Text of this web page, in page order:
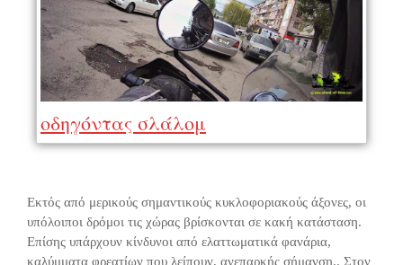
οδηγόντας σλάλομ
Εκτός από μερικούς σημαντικούς κυκλοφοριακούς άξονες, οι
υπόλοιποι δρόμοι τις χώρας βρίσκονται σε κακή κατάσταση.
Επίσης υπάρχουν κίνδυνοι από ελαττωματικά φανάρια,
καλύμματα φρεατίων που λείπουν, ανεπαρκής σήμανση.. Στον